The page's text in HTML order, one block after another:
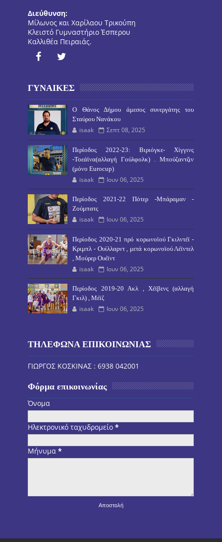
Διεύθυνση:
Μίλωνος και Χαρίλαου Τρικούπη
Κλειστό Γυμναστήριο Έσπερου
Καλλιθέα Πειραιάς.
ΓΥΝΑΙΚΕΣ
O Θάνος Δήμου άμεσος συνεργάτης του
Σταύρου Νανάκου
isaak Σεπτ 08, 2025
Περίοδος 2022-23: Βιριόγκε- Χίγγινς
-Τοεάϊνα(αλλαγή Γούλφολκ) . Μπούζαντζιν
(μόνο Eurocup)
isaak Ιουν 06, 2025
Περίοδος 2021-22 Πότερ -Μπάραμαν -
Ζούμπατς
isaak Ιουν 06, 2025
Περίοδος 2020-21 πρό κορωνοϊού Γκιλντέϊ -
Κριμπλ - Ουίλλαρντ , μετά κορωνοϊού Λέϊντελ
, Μούρερ Ουέϊντ
isaak Ιουν 06, 2025
Περίοδος 2019-20 Ακλ , Χέϊβενς (αλλαγή
Γκιλ) , Μέϊζ
isaak Ιουν 06, 2025
ΤΗΛΕΦΩΝΑ ΕΠΙΚΟΙΝΩΝΙΑΣ
ΓΙΩΡΓΟΣ ΚΟΣΚΙΝΑΣ : 6938 042001
Φόρμα επικοινωνίας
Όνομα
Ηλεκτρονικό ταχυδρομείο*
Μήνυμα*